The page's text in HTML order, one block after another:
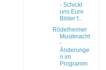
- Schickt
uns Eure
Bilder f...
Rödelheimer
Musiknacht
-
Änderunge
n im
Programm